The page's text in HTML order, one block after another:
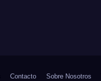
Contacto Sobre Nosotros